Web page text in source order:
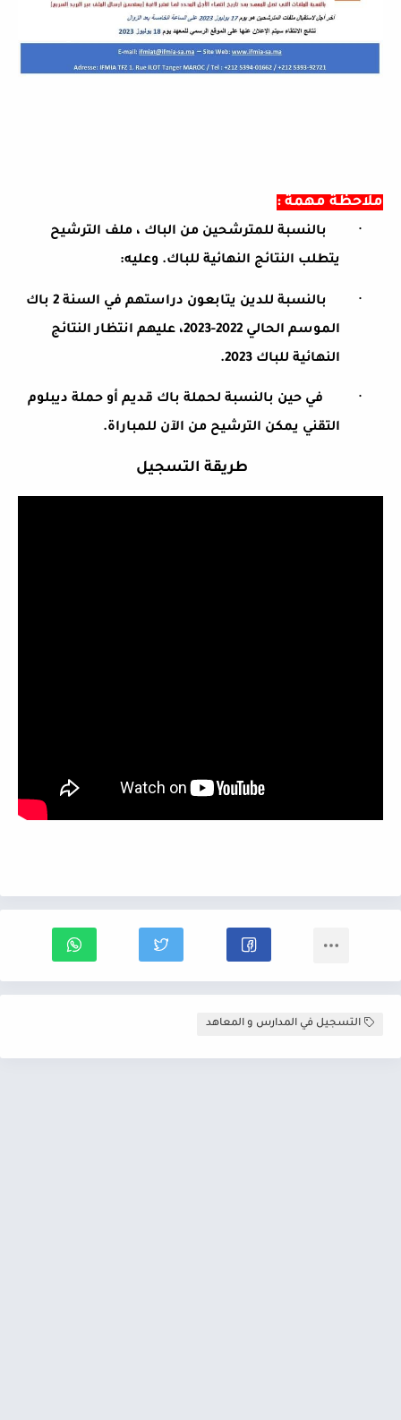
ملاحظة مهمة :
·
بالنسبة للمترشحين من الباك ، ملف الترشيح
يتطلب النتائج النهائية للباك. وعليه:
·
بالنسبة للدين يتابعون دراستهم في السنة 2 باك
الموسم الحالي 2022-2023، عليهم انتظار النتائج
النهائية للباك 2023.
·
في حين بالنسبة لحملة باك قديم أو حملة ديبلوم
التقني يمكن الترشيح من الآن للمباراة.
طريقة التسجيل
التسجيل في المدارس و المعاهد